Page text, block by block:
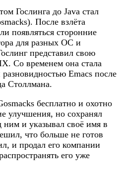
Гослинга до Java стал
После взлёта
появляться сторонние
для разных ОС и
представил свою
Со временем она стала
Emacs после
Столлмана.
бесплатно и охотно
улучшения, но сохранял
ним и указывал своё имя в
что больше не готов
и продал его компании
его уже